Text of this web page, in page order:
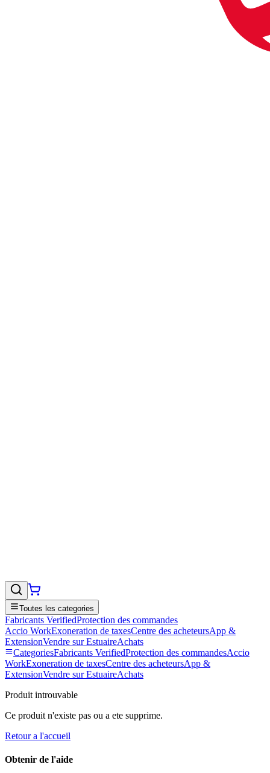
Toutes les categories
Fabricants VerifiedProtection des commandes
Accio WorkExoneration de taxesCentre des acheteursApp &
ExtensionVendre sur EstuaireAchats
CategoriesFabricants VerifiedProtection des commandesAccio
WorkExoneration de taxesCentre des acheteursApp &
ExtensionVendre sur EstuaireAchats
Produit introuvable
Ce produit n'existe pas ou a ete supprime.
Retour a l'accueil
Obtenir de l'aide